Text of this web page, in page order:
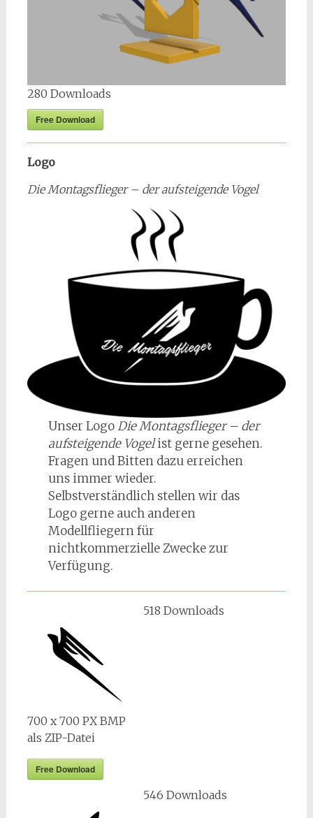
280 Downloads
Free Download
Logo
Die Montagsflieger – der aufsteigende Vogel
Unser LogoDie Montagsflieger – der
aufsteigende Vogelist gerne gesehen.
Fragen und Bitten dazu erreichen
uns immer wieder.
Selbstverständlich stellen wir das
Logo gerne auch anderen
Modellfliegern für
nichtkommerzielle Zwecke zur
Verfügung.
700 x 700 PX BMP
als ZIP-Datei
518 Downloads
Free Download
546 Downloads